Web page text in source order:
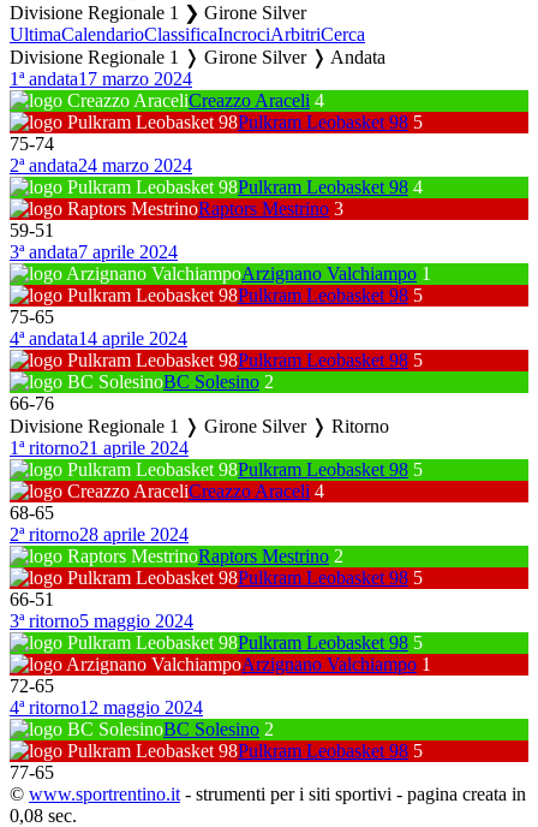
Divisione Regionale 1 ❯ Girone Silver
UltimaCalendarioClassificaIncrociArbitriCerca
Divisione Regionale 1 ❭ Girone Silver ❭ Andata
1ª andata17 marzo 2024
Creazzo Araceli 4
Pulkram Leobasket 98 5
75-74
2ª andata24 marzo 2024
Pulkram Leobasket 98 4
Raptors Mestrino 3
59-51
3ª andata7 aprile 2024
Arzignano Valchiampo 1
Pulkram Leobasket 98 5
75-65
4ª andata14 aprile 2024
Pulkram Leobasket 98 5
BC Solesino 2
66-76
Divisione Regionale 1 ❭ Girone Silver ❭ Ritorno
1ª ritorno21 aprile 2024
Pulkram Leobasket 98 5
Creazzo Araceli 4
68-65
2ª ritorno28 aprile 2024
Raptors Mestrino 2
Pulkram Leobasket 98 5
66-51
3ª ritorno5 maggio 2024
Pulkram Leobasket 98 5
Arzignano Valchiampo 1
72-65
4ª ritorno12 maggio 2024
BC Solesino 2
Pulkram Leobasket 98 5
77-65
© www.sportrentino.it - strumenti per i siti sportivi - pagina creata in
0,08 sec.